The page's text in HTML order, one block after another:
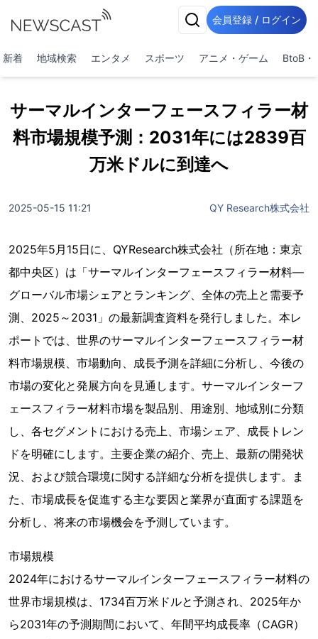
会員登録 / ログイン
新着 地域検索 エンタメ スポーツ アニメ・ゲーム BtoB・
サーマルインターフェースフィラー材
料市場規模予測：2031年には2839百
万米ドルに到達へ
2025-05-15 11:21 QY Research株式会社
2025年5月15日に、QYResearch株式会社（所在地：東京
都中央区）は「サーマルインターフェースフィラー材料―
グローバル市場シェアとランキング、全体の売上と需要予
測、2025～2031」の最新調査資料を発行しました。本レ
ポートでは、世界のサーマルインターフェースフィラー材
料市場規模、市場動向、成長予測を詳細に分析し、今後の
市場の変化と発展方向を見通します。サーマルインターフ
ェースフィラー材料市場を製品別、用途別、地域別に分類
し、各セグメントにおける売上、市場シェア、成長トレン
ドを明確にします。主要企業の紹介、売上、最新の開発状
況、および競合環境に関する詳細な分析を提供します。ま
た、市場成長を促進する主な要因と業界が直面する課題を
分析し、将来の市場機会を予測しています。
市場規模
2024年におけるサーマルインターフェースフィラー材料の
世界市場規模は、1734百万米ドルと予測され、2025年か
ら2031年の予測期間において、年間平均成長率（CAGR）